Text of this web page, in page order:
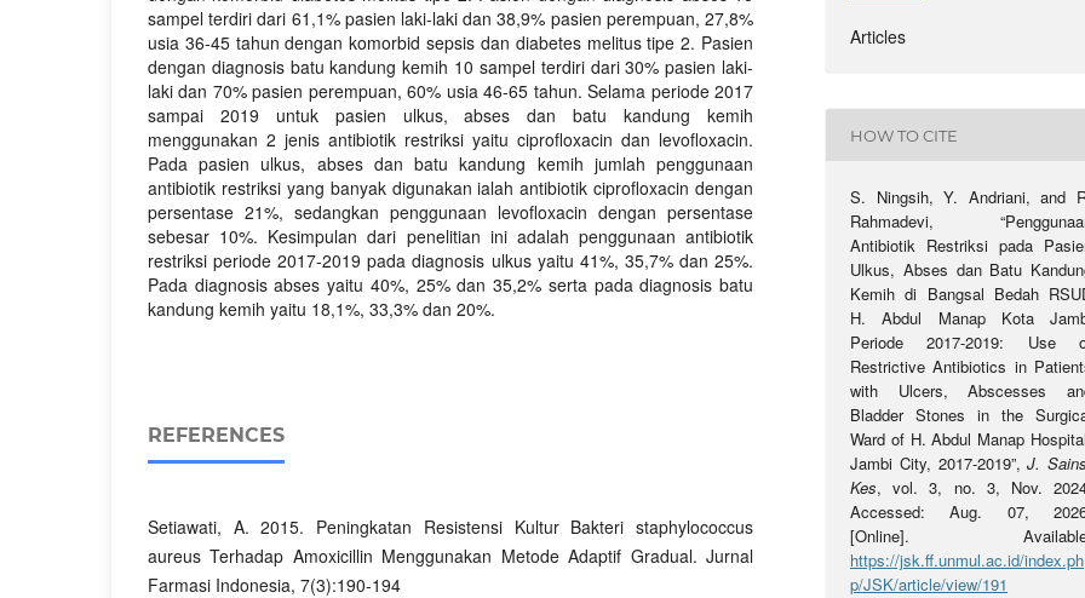
sampel terdiri dari 61,1% pasien laki-laki dan 38,9% pasien perempuan, 27,8%
usia 36-45 tahun dengan komorbid sepsis dan diabetes melitus tipe 2. Pasien
dengan diagnosis batu kandung kemih 10 sampel terdiri dari 30% pasien laki-
laki dan 70% pasien perempuan, 60% usia 46-65 tahun. Selama periode 2017
sampai 2019 untuk pasien ulkus, abses dan batu kandung kemih
menggunakan 2 jenis antibiotik restriksi yaitu ciprofloxacin dan levofloxacin.
Pada pasien ulkus, abses dan batu kandung kemih jumlah penggunaan
antibiotik restriksi yang banyak digunakan ialah antibiotik ciprofloxacin dengan
persentase 21%, sedangkan penggunaan levofloxacin dengan persentase
sebesar 10%. Kesimpulan dari penelitian ini adalah penggunaan antibiotik
restriksi periode 2017-2019 pada diagnosis ulkus yaitu 41%, 35,7% dan 25%.
Pada diagnosis abses yaitu 40%, 25% dan 35,2% serta pada diagnosis batu
kandung kemih yaitu 18,1%, 33,3% dan 20%.
REFERENCES
Setiawati, A. 2015. Peningkatan Resistensi Kultur Bakteri staphylococcus
aureus Terhadap Amoxicillin Menggunakan Metode Adaptif Gradual. Jurnal
Farmasi Indonesia, 7(3):190-194
Articles
HOW TO CITE
S. Ningsih, Y. Andriani, and
Rahmadevi,
Antibiotik Restriksi pada
Ulkus, Abses dan Batu
Kemih di Bangsal Bedah
H. Abdul Manap Kota
Periode 2017-2019: Use
Restrictive Antibiotics in
with Ulcers, Abscesses
Bladder Stones in the
Ward of H. Abdul Manap
Jambi City, 2017-2019”,J.
Kes, vol. 3, no. 3, Nov.
Accessed: Aug. 07,
[Online].
https://jsk.ff.unmul.ac.id/index.ph
p/JSK/article/view/191